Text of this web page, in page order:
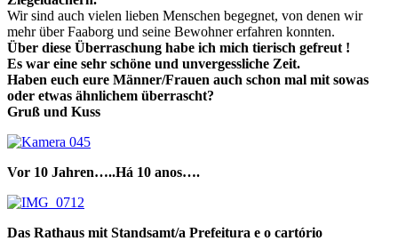
Wir sind auch vielen lieben Menschen begegnet, von denen wir
mehr über Faaborg und seine Bewohner erfahren konnten.
Über diese Überraschung habe ich mich tierisch gefreut !
Es war eine sehr schöne und unvergessliche Zeit.
Haben euch eure Männer/Frauen auch schon mal mit sowas
oder etwas ähnlichem überrascht?
Gruß und Kuss
Vor 10 Jahren…..Há 10 anos….
Das Rathaus mit Standsamt/a Prefeitura e o cartório